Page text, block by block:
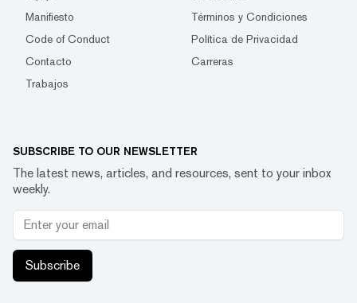
Manifiesto
Términos y Condiciones
Code of Conduct
Política de Privacidad
Contacto
Carreras
Trabajos
SUBSCRIBE TO OUR NEWSLETTER
The latest news, articles, and resources, sent to your inbox
weekly.
Subscribe